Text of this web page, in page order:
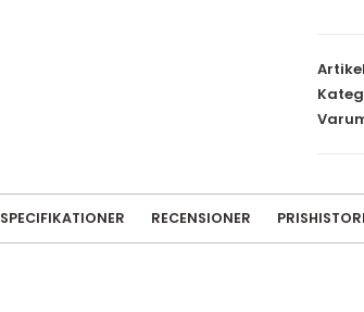
o
u
r
a
i
SPECIFIKATIONER RECENSIONER